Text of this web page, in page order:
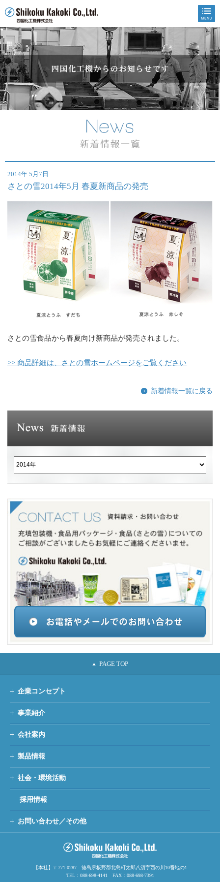
2014年 5月7日
さとの雪2014年5月 春夏新商品の発売
さとの雪食品から春夏向け新商品が発売されました。
>> 商品詳細は、さとの雪ホームページをご覧ください
新着情報一覧に戻る
企業コンセプト
事業紹介
会社案内
製品情報
社会・環境活動
採用情報
お問い合わせ／その他
【本社】〒771-0287 徳島県板野郡北島町太郎八須字西の川10番地の1
TEL：088-698-4141 FAX：088-698-7391